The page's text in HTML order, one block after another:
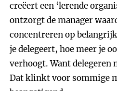
creëert een ‘lerende
ontzorgt de manager
concentreren op
je delegeert, hoe meer je
verhoogt. Want delegeren
Dat klinkt voor sommige